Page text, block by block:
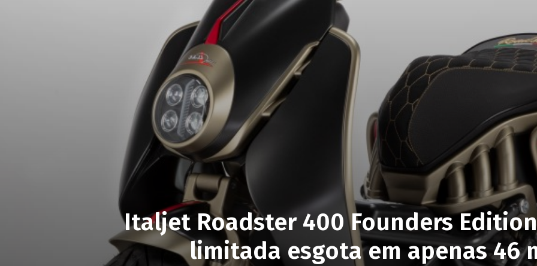
Italjet Roadster 400 Founders
limitada esgota em apenas 46